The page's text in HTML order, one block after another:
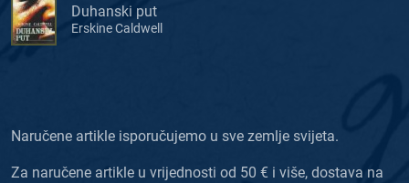
Duhanski put
Erskine Caldwell
Naručene artikle isporučujemo u sve zemlje svijeta.
Za naručene artikle u vrijednosti od 50 € i više, dostava na